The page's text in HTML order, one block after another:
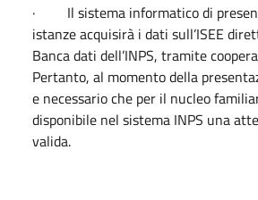
· Il sistema informatico di
istanze acquisirà i dati sull’ISEE
Banca dati dell’INPS, tramite
Pertanto, al momento della
e necessario che per il nucleo
disponibile nel sistema INPS una
valida.